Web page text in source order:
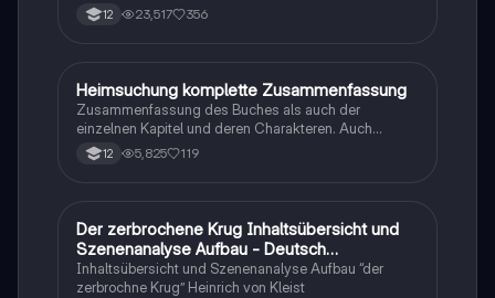
12 23,517 356
Deutsch
Heimsuchung komplette Zusammenfassung
Zusammenfassung des Buches als auch der
einzelnen Kapitel und deren Charakteren. Auch
tabellarisch. Im Unterricht ohne KI erstellt
12 5,825 119
Deutsch
Der zerbrochene Krug Inhaltsübersicht und
Szenenanalyse Aufbau - Deutsch
Q1/Q2/Abitur
Inhaltsübersicht und Szenenanalyse Aufbau “der
zerbrochne Krug” Heinrich von Kleist